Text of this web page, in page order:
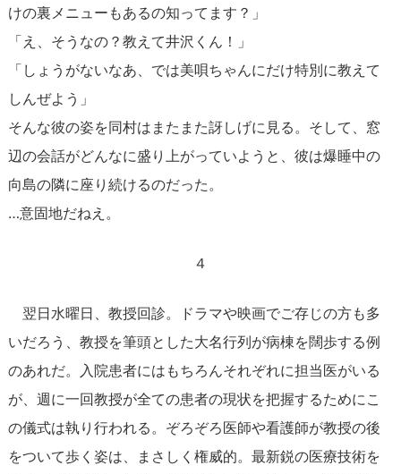
けの裏メニューもあるの知ってます？」
「え、そうなの？教えて井沢くん！」
「しょうがないなあ、では美唄ちゃんにだけ特別に教えて
しんぜよう」
そんな彼の姿を同村はまたまた訝しげに見る。そして、窓
辺の会話がどんなに盛り上がっていようと、彼は爆睡中の
向島の隣に座り続けるのだった。
…意固地だねえ。
４
翌日水曜日、教授回診。ドラマや映画でご存じの方も多
いだろう、教授を筆頭とした大名行列が病棟を闊歩する例
のあれだ。入院患者にはもちろんそれぞれに担当医がいる
が、週に一回教授が全ての患者の現状を把握するためにこ
の儀式は執り行われる。ぞろぞろ医師や看護師が教授の後
をついて歩く姿は、まさしく権威的。最新鋭の医療技術を